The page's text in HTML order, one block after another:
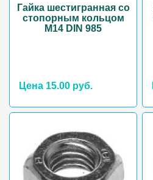
Гайка шестигранная со
стопорным кольцом
М14 DIN 985
Цена 15.00 руб.